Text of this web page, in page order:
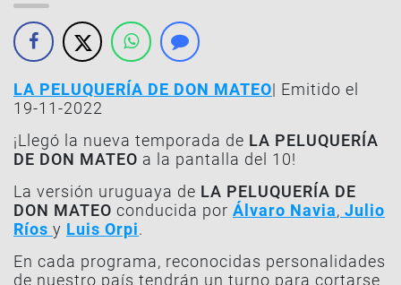
LA PELUQUERÍA DE DON MATEO| Emitido el
19-11-2022
¡Llegó la nueva temporada de LA PELUQUERÍA
DE DON MATEO a la pantalla del 10!
La versión uruguaya de LA PELUQUERÍA DE
DON MATEO conducida por Álvaro Navia, Julio
Ríos y Luis Orpi.
En cada programa, reconocidas personalidades
de nuestro país tendrán un turno para cortarse